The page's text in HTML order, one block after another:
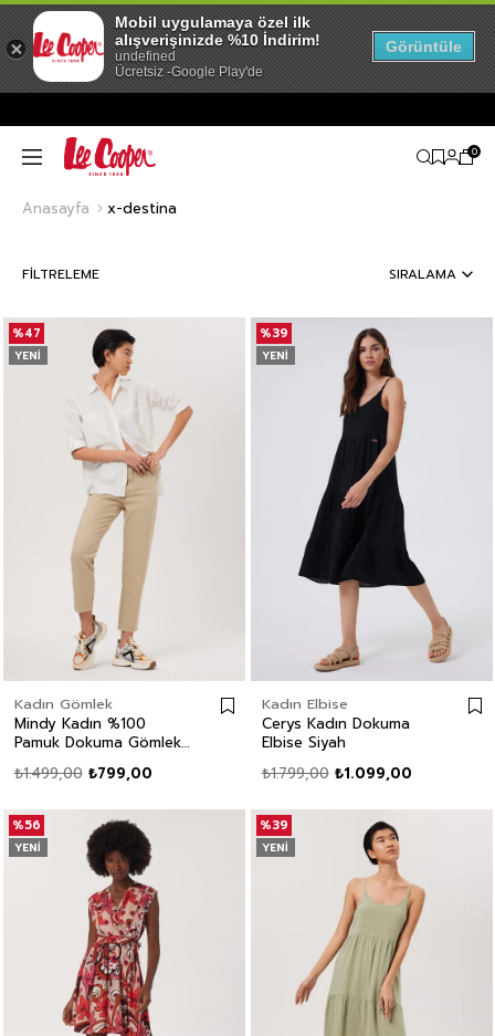
0
Anasayfa x-destina
FILTRELEME SIRALAMA
Kadın Gömlek
Mindy Kadın %100
Pamuk Dokuma Gömlek
₺799,00
₺1.499,00
%47
YENI
Kadın Elbise
Cerys Kadın Dokuma
Elbise Siyah
₺1.099,00
₺1.799,00
%39
YENI
%56
YENI
%39
YENI
Mobil uygulamaya özel ilk
alışverişinizde %10 İndirim!
undefined
Ücretsiz -Google Play'de
Görüntüle